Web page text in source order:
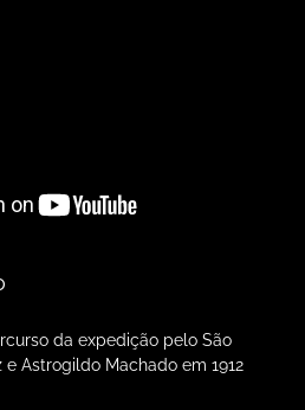
da expedição pelo São
Astrogildo Machado em 1912